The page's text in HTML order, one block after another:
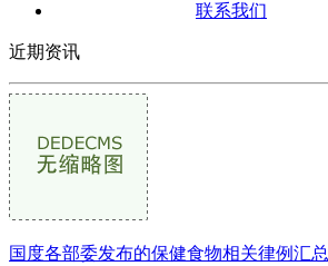
联系我们
近期资讯
国度各部委发布的保健食物相关律例汇总